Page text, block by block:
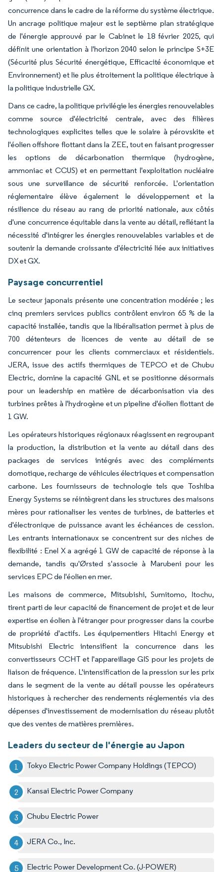
concurrence dans le cadre de la réforme du système électrique.
Un ancrage politique majeur est le septième plan stratégique
de l'énergie approuvé par le Cabinet le 18 février 2025, qui
définit une orientation à l'horizon 2040 selon le principe S+3E
(Sécurité plus Sécurité énergétique, Efficacité économique et
Environnement) et lie plus étroitement la politique électrique à
la politique industrielle GX.
Dans ce cadre, la politique privilégie les énergies renouvelables
comme source d'électricité centrale, avec des filières
technologiques explicites telles que le solaire à pérovskite et
l'éolien offshore flottant dans la ZEE, tout en faisant progresser
les options de décarbonation thermique (hydrogène,
ammoniac et CCUS) et en permettant l'exploitation nucléaire
sous une surveillance de sécurité renforcée. L'orientation
réglementaire élève également le développement et la
résilience du réseau au rang de priorité nationale, aux côtés
d'une concurrence équitable dans la vente au détail, reflétant la
nécessité d'intégrer les énergies renouvelables variables et de
soutenir la demande croissante d'électricité liée aux initiatives
DX et GX.
Paysage concurrentiel
Le secteur japonais présente une concentration modérée ; les
cinq premiers services publics contrôlent environ 65 % de la
capacité installée, tandis que la libéralisation permet à plus de
700 détenteurs de licences de vente au détail de se
concurrencer pour les clients commerciaux et résidentiels.
JERA, issue des actifs thermiques de TEPCO et de Chubu
Electric, domine la capacité GNL et se positionne désormais
pour un leadership en matière de décarbonisation via des
turbines prêtes à l'hydrogène et un pipeline d'éolien flottant de
1 GW.
Les opérateurs historiques régionaux réagissent en regroupant
la production, la distribution et la vente au détail dans des
packages de services intégrés avec des compléments
domotique, recharge de véhicules électriques et compensation
carbone. Les fournisseurs de technologie tels que Toshiba
Energy Systems se réintègrent dans les structures des maisons
mères pour rationaliser les ventes de turbines, de batteries et
d'électronique de puissance avant les échéances de cession.
Les entrants internationaux se concentrent sur des niches de
flexibilité : Enel X a agrégé 1 GW de capacité de réponse à la
demande, tandis qu'Ørsted s'associe à Marubeni pour les
services EPC de l'éolien en mer.
Les maisons de commerce, Mitsubishi, Sumitomo, Itochu,
tirent parti de leur capacité de financement de projet et de leur
expertise en éolien à l'étranger pour progresser dans la courbe
de propriété d'actifs. Les équipementiers Hitachi Energy et
Mitsubishi Electric intensifient la concurrence dans les
convertisseurs CCHT et l'appareillage GIS pour les projets de
liaison de fréquence. L'intensification de la pression sur les prix
dans le segment de la vente au détail pousse les opérateurs
historiques à rechercher des rendements réglementés via des
dépenses d'investissement de modernisation du réseau plutôt
que des ventes de matières premières.
Leaders du secteur de l'énergie au Japon
Tokyo Electric Power Company Holdings (TEPCO)
Kansai Electric Power Company
Chubu Electric Power
JERA Co., Inc.
Electric Power Development Co. (J-POWER)